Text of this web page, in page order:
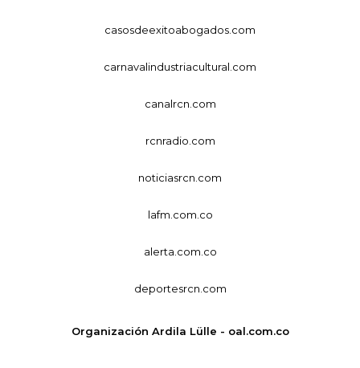
casosdeexitoabogados.com
carnavalindustriacultural.com
canalrcn.com
rcnradio.com
noticiasrcn.com
lafm.com.co
alerta.com.co
deportesrcn.com
Organización Ardila Lülle - oal.com.co